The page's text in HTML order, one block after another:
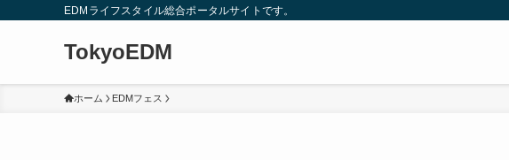
EDMライフスタイル総合ポータルサイトです。
TokyoEDM
ホーム EDMフェス